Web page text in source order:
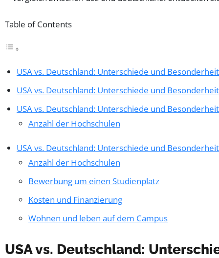
Table of Contents
USA vs. Deutschland: Unterschiede und
USA vs. Deutschland: Unterschiede und
USA vs. Deutschland: Unterschiede und
Anzahl der Hochschulen
USA vs. Deutschland: Unterschiede und
Anzahl der Hochschulen
Bewerbung um einen Studienplatz
Kosten und Finanzierung
Wohnen und leben auf dem Campus
USA vs. Deutschland: